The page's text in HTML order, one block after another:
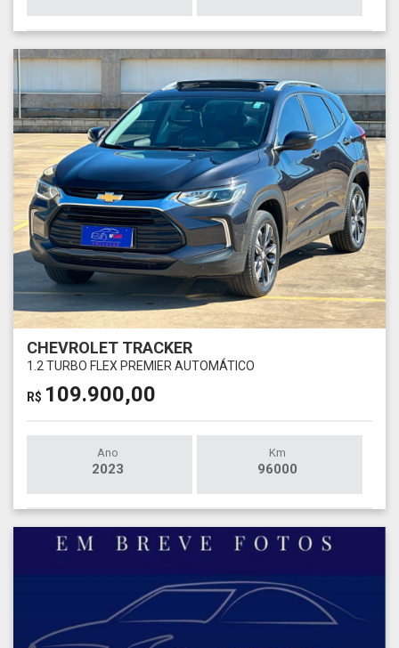
CHEVROLET TRACKER
1.2 TURBO FLEX PREMIER AUTOMÁTICO
R$ 109.900,00
Ano
2023
Km
96000